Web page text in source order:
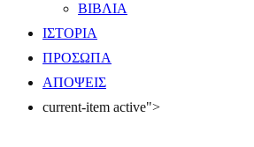
ΒΙΒΛΙΑ
ΙΣΤΟΡΙΑ
ΠΡΟΣΩΠΑ
ΑΠΟΨΕΙΣ
current-item active">